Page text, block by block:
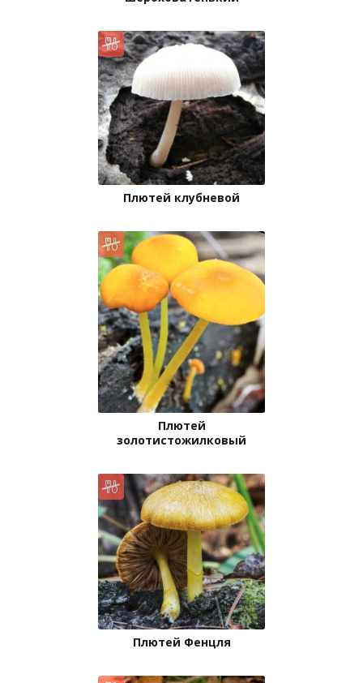
Плютей клубневой
Плютей
золотистожилковый
Плютей Фенцля